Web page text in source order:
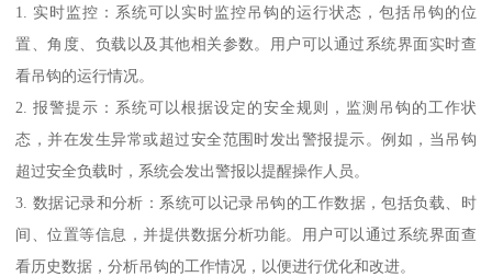
1. 实时监控：系统可以实时监控吊钩的运行状态，包括吊钩的位
置、角度、负载以及其他相关参数。用户可以通过系统界面实时查
看吊钩的运行情况。
2. 报警提示：系统可以根据设定的安全规则，监测吊钩的工作状
态，并在发生异常或超过安全范围时发出警报提示。例如，当吊钩
超过安全负载时，系统会发出警报以提醒操作人员。
3. 数据记录和分析：系统可以记录吊钩的工作数据，包括负载、时
间、位置等信息，并提供数据分析功能。用户可以通过系统界面查
看历史数据，分析吊钩的工作情况，以便进行优化和改进。